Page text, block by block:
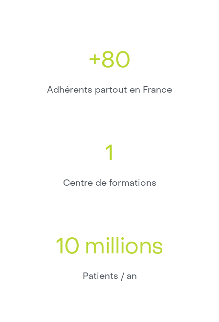
+80
Adhérents partout en France
1
Centre de formations
10 millions
Patients / an